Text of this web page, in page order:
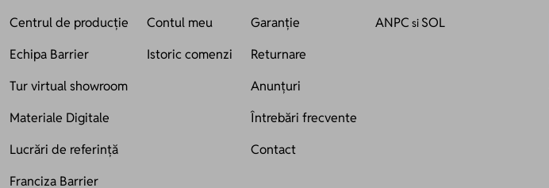
Centrul de producție
Echipa Barrier
Tur virtual showroom
Materiale Digitale
Lucrări de referință
Franciza Barrier
Contul meu
Istoric comenzi
Garanție
Returnare
Anunțuri
Întrebări frecvente
Contact
ANPC si SOL